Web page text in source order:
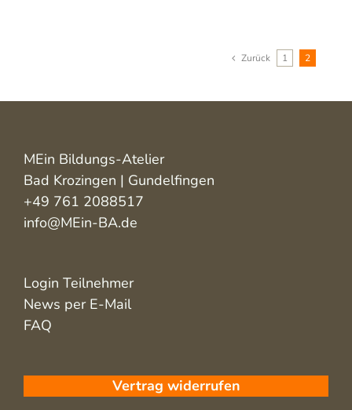
Zurück 1 2
MEin Bildungs-Atelier
Bad Krozingen | Gundelfingen
+49 761 2088517
info@MEin-BA.de
Login Teilnehmer
News per E-Mail
FAQ
Vertrag widerrufen